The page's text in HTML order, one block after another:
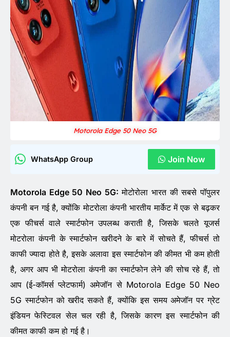
Motorola Edge 50 Neo 5G
WhatsApp Group Join Now
Motorola Edge 50 Neo 5G: मोटोरोला भारत की सबसे पॉपुलर
कंपनी बन गई है, क्योंकि मोटरोला कंपनी भारतीय मार्केट में एक से बढ़कर
एक फीचर्स वाले स्मार्टफोन उपलब्ध कराती है, जिसके चलते यूजर्स
मोटरोला कंपनी के स्मार्टफोन खरीदने के बारे में सोचते हैं, फीचर्स तो
काफी ज्यादा होते है, इसके अलावा इस स्मार्टफोन की कीमत भी कम होती
है, अगर आप भी मोटरोला कंपनी का स्मार्टफोन लेने की सोच रहे हैं, तो
आप (ई-कॉमर्स प्लेटफार्म) अमेजॉन से Motorola Edge 50 Neo
5G स्मार्टफोन को खरीद सकते हैं, क्योंकि इस समय अमेजॉन पर ग्रेट
इंडियन फेस्टिवल सेल चल रही है, जिसके कारण इस स्मार्टफोन की
कीमत काफी कम हो गई है।